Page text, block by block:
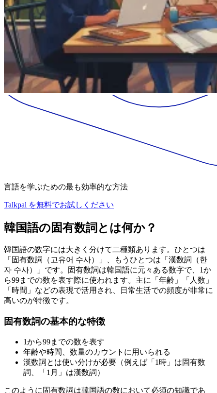
言語を学ぶための最も効率的な方法
Talkpal を無料でお試しください
韓国語の固有数詞とは何か？
韓国語の数字には大きく分けて二種類あります。ひとつは
「固有数詞（고유어 수사）」、もうひとつは「漢数詞（한
자 수사）」です。固有数詞は韓国語に元々ある数字で、1か
ら99までの数を表す際に使われます。主に「年齢」「人数」
「時間」などの表現で活用され、日常生活での頻度が非常に
高いのが特徴です。
固有数詞の基本的な特徴
1から99までの数を表す
年齢や時間、数量のカウントに用いられる
漢数詞とは使い分けが必要（例えば「1時」は固有数
詞、「1月」は漢数詞）
このように固有数詞は韓国語の数において必須の知識であ